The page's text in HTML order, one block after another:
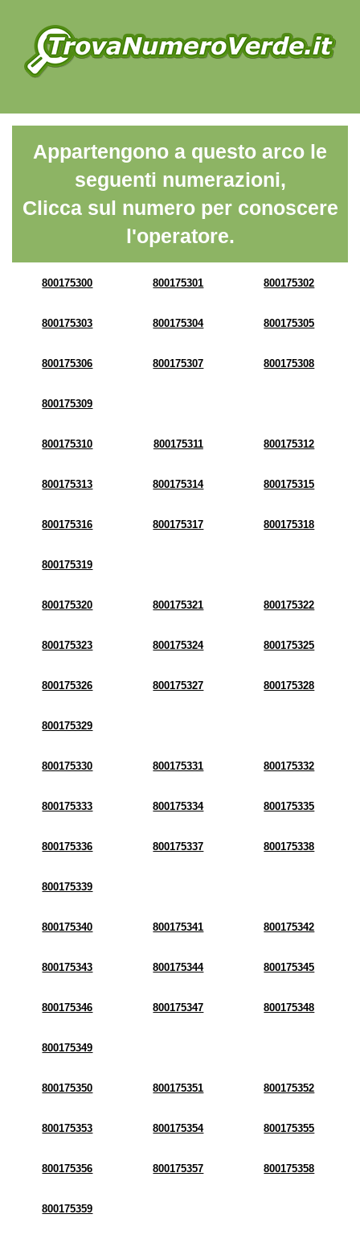
Appartengono a questo arco le
seguenti numerazioni,
Clicca sul numero per conoscere
l'operatore.
800175300 800175301 800175302
800175303 800175304 800175305
800175306 800175307 800175308
800175309
800175310 800175311 800175312
800175313 800175314 800175315
800175316 800175317 800175318
800175319
800175320 800175321 800175322
800175323 800175324 800175325
800175326 800175327 800175328
800175329
800175330 800175331 800175332
800175333 800175334 800175335
800175336 800175337 800175338
800175339
800175340 800175341 800175342
800175343 800175344 800175345
800175346 800175347 800175348
800175349
800175350 800175351 800175352
800175353 800175354 800175355
800175356 800175357 800175358
800175359